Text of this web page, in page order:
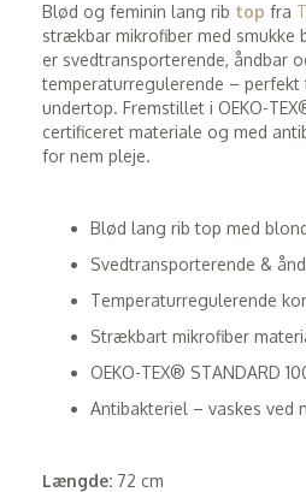
Blød og feminin lang rib top fra
strækbar mikrofiber med smukke
er svedtransporterende, åndbar
temperaturregulerende –
undertop. Fremstillet i OEKO-
certificeret materiale og med
for nem pleje.
Blød lang rib top med
Svedtransporterende &
Temperaturregulerende
Strækbart mikrofiber
OEKO-TEX® STANDARD
Antibakteriel – vaskes ved
Længde: 72 cm